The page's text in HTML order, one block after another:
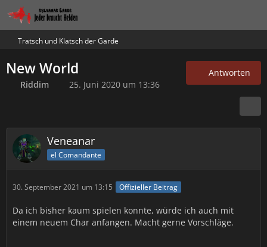
Tratsch und Klatsch der Garde
New World
Riddim 25. Juni 2020 um 13:36
Antworten
Veneanar
el Comandante
30. September 2021 um 13:15 Offizieller Beitrag
Da ich bisher kaum spielen konnte, würde ich auch mit
einem neuem Char anfangen. Macht gerne Vorschläge.